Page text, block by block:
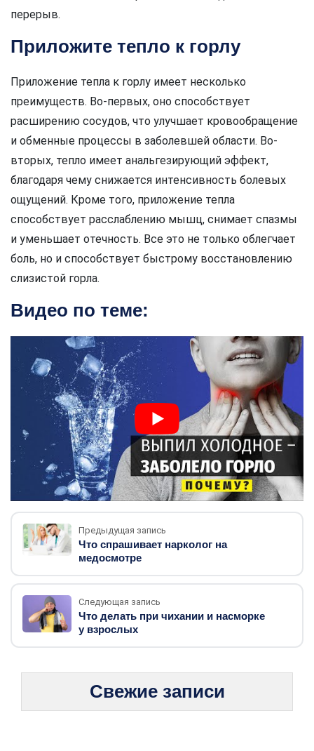
перерыв.
Приложите тепло к горлу
Приложение тепла к горлу имеет несколько
преимуществ. Во-первых, оно способствует
расширению сосудов, что улучшает кровообращение
и обменные процессы в заболевшей области. Во-
вторых, тепло имеет анальгезирующий эффект,
благодаря чему снижается интенсивность болевых
ощущений. Кроме того, приложение тепла
способствует расслаблению мышц, снимает спазмы
и уменьшает отечность. Все это не только облегчает
боль, но и способствует быстрому восстановлению
слизистой горла.
Видео по теме:
Предыдущая запись
Что спрашивает нарколог на
медосмотре
Следующая запись
Что делать при чихании и насморке
у взрослых
Свежие записи